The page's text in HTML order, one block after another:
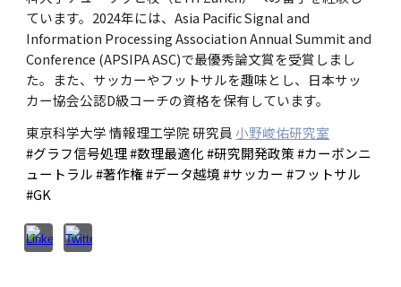
ています。2024年には、Asia Pacific Signal and
Information Processing Association Annual Summit and
Conference (APSIPA ASC)で最優秀論文賞を受賞しまし
た。また、サッカーやフットサルを趣味とし、日本サッ
カー協会公認D級コーチの資格を保有しています。
東京科学大学 情報理工学院 研究員 小野峻佑研究室
#グラフ信号処理 #数理最適化 #研究開発政策 #カーボンニ
ュートラル #著作権 #データ越境 #サッカー #フットサル
#GK